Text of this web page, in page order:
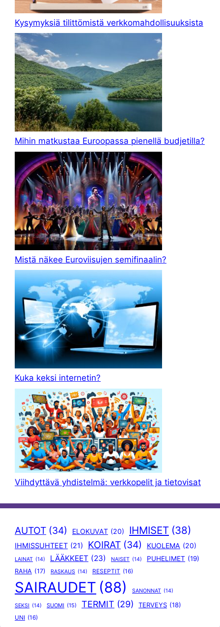
Kysymyksiä tilittömistä verkkomahdollisuuksista
Mihin matkustaa Euroopassa pienellä budjetilla?
Mistä näkee Euroviisujen semifinaalin?
Kuka keksi internetin?
Viihdyttävä yhdistelmä: verkkopelit ja tietovisat
AUTOT (34) ELOKUVAT (20) IHMISET (38)
IHMISSUHTEET (21) KOIRAT (34) KUOLEMA (20)
LAINAT (14) LÄÄKKEET (23) NAISET (14) PUHELIMET (19)
RAHA (17) RASKAUS (14) RESEPTIT (16)
SAIRAUDET (88) SANONNAT (14)
SEKSI (14) SUOMI (15) TERMIT (29) TERVEYS (18)
UNI (16)